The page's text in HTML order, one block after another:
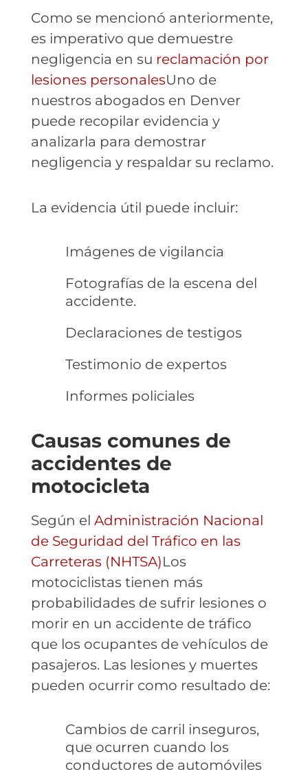
Como se mencionó anteriormente,
es imperativo que demuestre
negligencia en su reclamación por
lesiones personalesUno de
nuestros abogados en Denver
puede recopilar evidencia y
analizarla para demostrar
negligencia y respaldar su reclamo.
La evidencia útil puede incluir:
Imágenes de vigilancia
Fotografías de la escena del
accidente.
Declaraciones de testigos
Testimonio de expertos
Informes policiales
Causas comunes de
accidentes de
motocicleta
Según el Administración Nacional
de Seguridad del Tráfico en las
Carreteras (NHTSA)Los
motociclistas tienen más
probabilidades de sufrir lesiones o
morir en un accidente de tráfico
que los ocupantes de vehículos de
pasajeros. Las lesiones y muertes
pueden ocurrir como resultado de:
Cambios de carril inseguros,
que ocurren cuando los
conductores de automóviles